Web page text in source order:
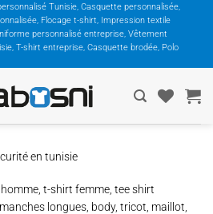
Tunisie, Casquette personnalisée,
Flocage t-shirt, Impression textile
personnalisé entreprise, Vêtement
T-shirt entreprise, Casquette brodée, Polo
en tunisie
t-shirt femme, tee shirt
longues, body, tricot, maillot,